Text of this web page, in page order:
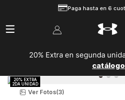
Paga hasta en 6
20% Extra en segunda
catálogo
Ver Fotos(3)